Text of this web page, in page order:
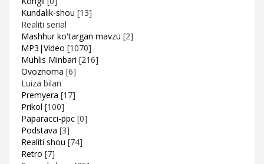
Kundalik-shou [13]
Realiti serial
Mashhur ko'targan mavzu [2]
MP3|Video [1070]
Muhlis Minbari [216]
Ovoznoma [6]
Luiza bilan
Premyera [17]
Prikol [100]
Paparacci-ppc [0]
Podstava [3]
Realiti shou [74]
Retro [7]